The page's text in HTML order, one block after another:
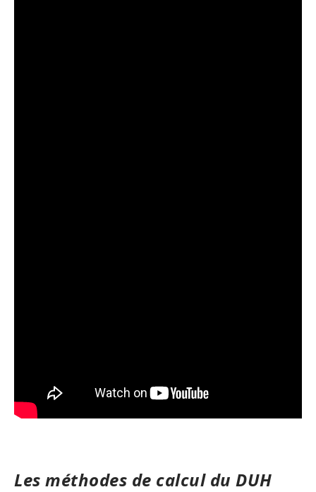
Les méthodes de calcul du DUH